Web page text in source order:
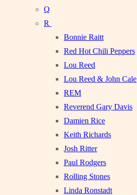
Q
R
Bonnie Raitt
Red Hot Chili Peppers
Lou Reed
Lou Reed & John Cale
REM
Reverend Gary Davis
Damien Rice
Keith Richards
Josh Ritter
Paul Rodgers
Rolling Stones
Linda Ronstadt